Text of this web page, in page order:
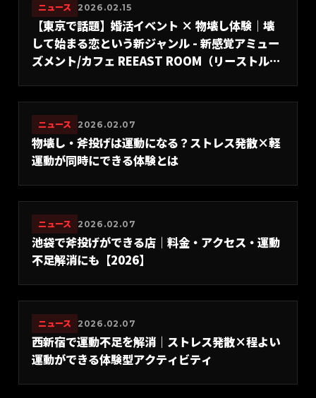
ニュース 2026.02.15
【東京で話題】婚活イベント × 物壊し体験｜壊
して始まる恋という新ジャンル - 新感覚アミュー
ズメント/カフェ REEAST ROOM（リーストルー
ニュース 2026.02.07
物壊し・斧投げは運動になる？ストレス発散×軽
運動が同時にできる体験とは
ニュース 2026.02.07
池袋で斧投げができる店｜料金・アクセス・運動
不足解消にも【2026】
ニュース 2026.02.07
西新宿で運動不足を解消｜ストレス発散×程よい
運動ができる体験型アクティビティ